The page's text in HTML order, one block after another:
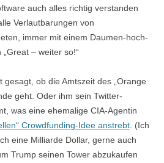
auch alles richtig verstanden
Verlautbarungen von
immer mit einem Daumen-hoch-
– weiter so!“
gesagt, ob die Amtszeit des „Orange
geht. Oder ihm sein Twitter-
was eine ehemalige CIA-Agentin
Crowdfunding-Idee anstrebt . (Ich
eine Milliarde Dollar, gerne auch
Trump seinen Tower abzukaufen